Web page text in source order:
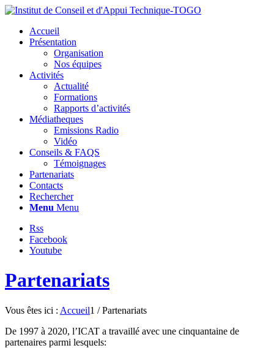
Accueil
Présentation
Organisation
Nos équipes
Activités
Actualité
Formations
Rapports d’activités
Médiatheques
Emissions Radio
Vidéo
Conseils & FAQS
Témoignages
Partenariats
Contacts
Rechercher
Menu Menu
Rss
Facebook
Youtube
Partenariats
Vous êtes ici : Accueil1 / Partenariats
De 1997 à 2020, l’ICAT a travaillé avec une cinquantaine de
partenaires parmi lesquels: